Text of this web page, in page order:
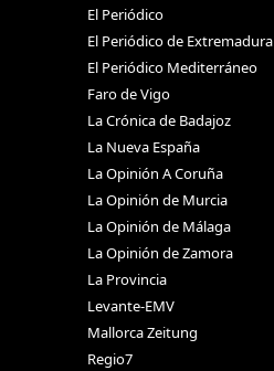
El Periódico
El Periódico de Extremadura
El Periódico Mediterráneo
Faro de Vigo
La Crónica de Badajoz
La Nueva España
La Opinión A Coruña
La Opinión de Murcia
La Opinión de Málaga
La Opinión de Zamora
La Provincia
Levante-EMV
Mallorca Zeitung
Regio7